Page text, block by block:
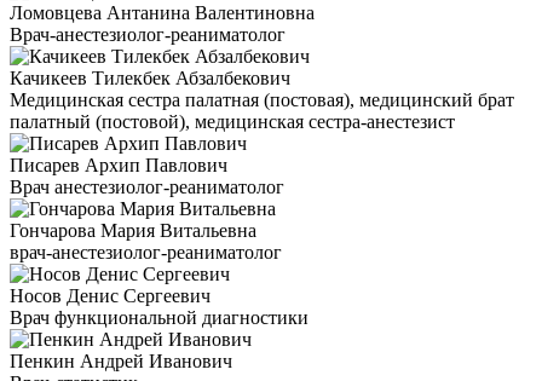
Ломовцева Антанина Валентиновна
Врач-анестезиолог-реаниматолог
Качикеев Тилекбек Абзалбекович
Медицинская сестра палатная (постовая), медицинский брат
палатный (постовой), медицинская сестра-анестезист
Писарев Архип Павлович
Врач анестезиолог-реаниматолог
Гончарова Мария Витальевна
врач-анестезиолог-реаниматолог
Носов Денис Сергеевич
Врач функциональной диагностики
Пенкин Андрей Иванович